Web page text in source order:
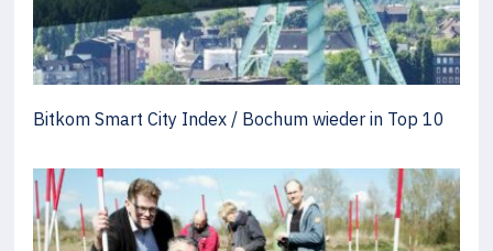
Bitkom Smart City Index / Bochum wieder in Top 10